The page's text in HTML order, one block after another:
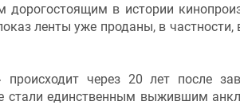
в истории
ленты уже проданы, в
происходит через 20 лет после
единственным выжившим